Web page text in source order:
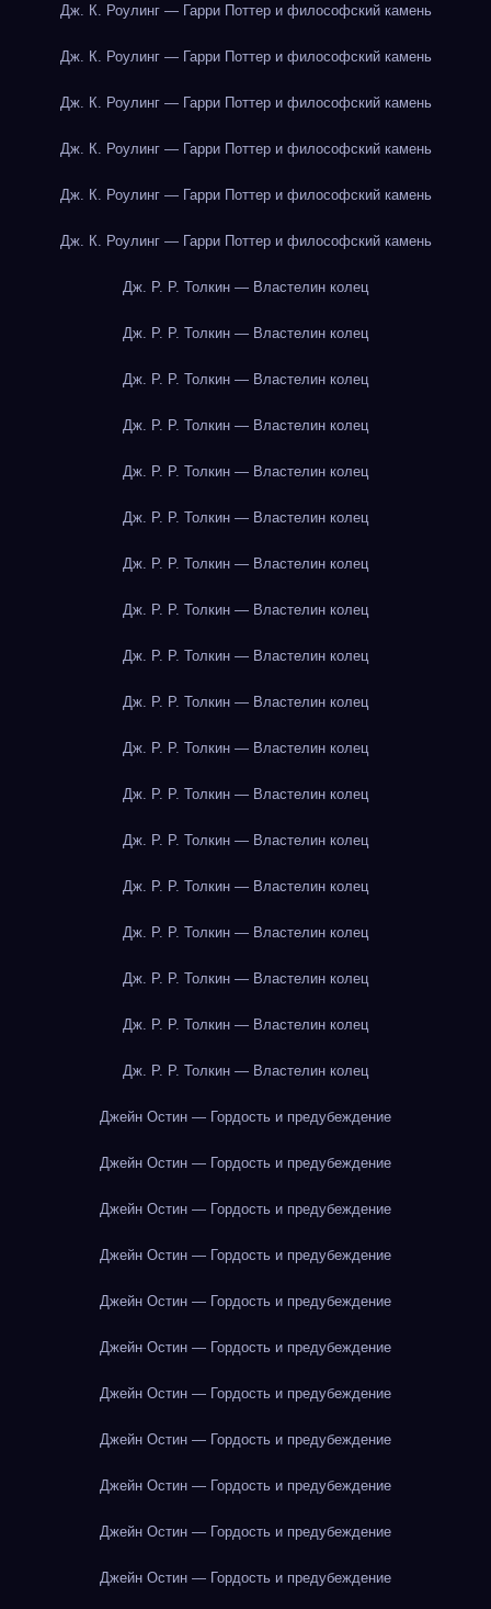
Дж. К. Роулинг — Гарри Поттер и философский камень
Дж. К. Роулинг — Гарри Поттер и философский камень
Дж. К. Роулинг — Гарри Поттер и философский камень
Дж. К. Роулинг — Гарри Поттер и философский камень
Дж. К. Роулинг — Гарри Поттер и философский камень
Дж. К. Роулинг — Гарри Поттер и философский камень
Дж. Р. Р. Толкин — Властелин колец
Дж. Р. Р. Толкин — Властелин колец
Дж. Р. Р. Толкин — Властелин колец
Дж. Р. Р. Толкин — Властелин колец
Дж. Р. Р. Толкин — Властелин колец
Дж. Р. Р. Толкин — Властелин колец
Дж. Р. Р. Толкин — Властелин колец
Дж. Р. Р. Толкин — Властелин колец
Дж. Р. Р. Толкин — Властелин колец
Дж. Р. Р. Толкин — Властелин колец
Дж. Р. Р. Толкин — Властелин колец
Дж. Р. Р. Толкин — Властелин колец
Дж. Р. Р. Толкин — Властелин колец
Дж. Р. Р. Толкин — Властелин колец
Дж. Р. Р. Толкин — Властелин колец
Дж. Р. Р. Толкин — Властелин колец
Дж. Р. Р. Толкин — Властелин колец
Дж. Р. Р. Толкин — Властелин колец
Джейн Остин — Гордость и предубеждение
Джейн Остин — Гордость и предубеждение
Джейн Остин — Гордость и предубеждение
Джейн Остин — Гордость и предубеждение
Джейн Остин — Гордость и предубеждение
Джейн Остин — Гордость и предубеждение
Джейн Остин — Гордость и предубеждение
Джейн Остин — Гордость и предубеждение
Джейн Остин — Гордость и предубеждение
Джейн Остин — Гордость и предубеждение
Джейн Остин — Гордость и предубеждение